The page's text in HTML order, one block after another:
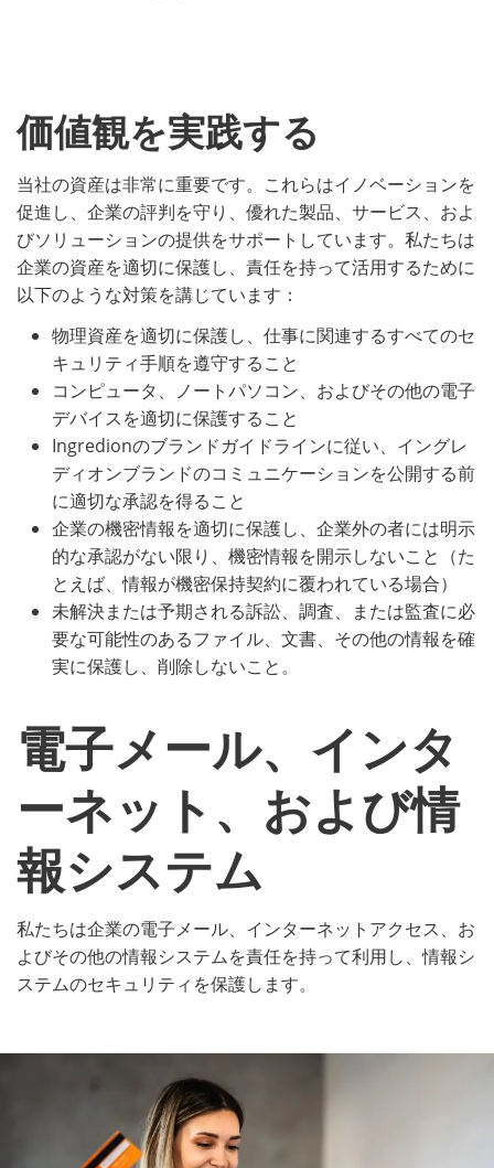
価値観を実践する
当社の資産は非常に重要です。これらはイノベーションを
促進し、企業の評判を守り、優れた製品、サービス、およ
びソリューションの提供をサポートしています。私たちは
企業の資産を適切に保護し、責任を持って活用するために
以下のような対策を講じています：
物理資産を適切に保護し、仕事に関連するすべてのセ
キュリティ手順を遵守すること
コンピュータ、ノートパソコン、およびその他の電子
デバイスを適切に保護すること
Ingredionのブランドガイドラインに従い、イングレ
ディオンブランドのコミュニケーションを公開する前
に適切な承認を得ること
企業の機密情報を適切に保護し、企業外の者には明示
的な承認がない限り、機密情報を開示しないこと（た
とえば、情報が機密保持契約に覆われている場合）
未解決または予期される訴訟、調査、または監査に必
要な可能性のあるファイル、文書、その他の情報を確
実に保護し、削除しないこと。
電子メール、インタ
ーネット、および情
報システム
私たちは企業の電子メール、インターネットアクセス、お
よびその他の情報システムを責任を持って利用し、情報シ
ステムのセキュリティを保護します。